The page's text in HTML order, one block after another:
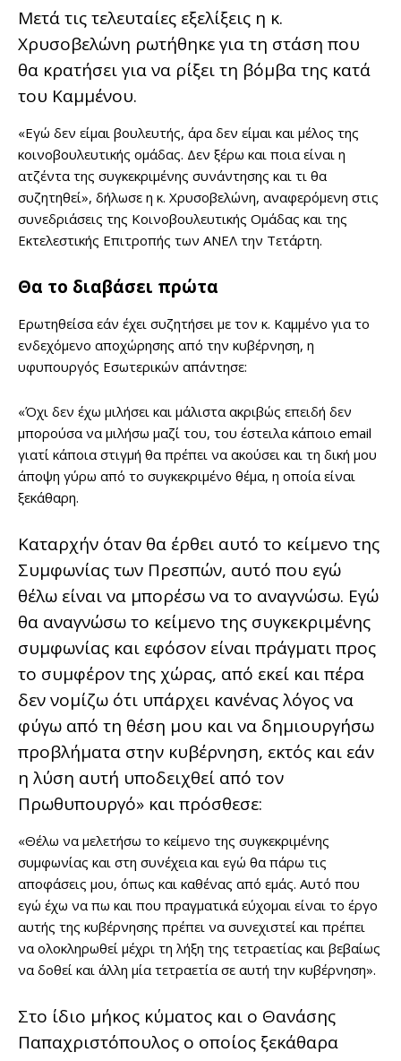
Μετά τις τελευταίες εξελίξεις η κ.
Χρυσοβελώνη ρωτήθηκε για τη στάση που
θα κρατήσει για να ρίξει τη βόμβα της κατά
του Καμμένου.
«Εγώ δεν είμαι βουλευτής, άρα δεν είμαι και μέλος της
κοινοβουλευτικής ομάδας. Δεν ξέρω και ποια είναι η
ατζέντα της συγκεκριμένης συνάντησης και τι θα
συζητηθεί», δήλωσε η κ. Χρυσοβελώνη, αναφερόμενη στις
συνεδριάσεις της Κοινοβουλευτικής Ομάδας και της
Εκτελεστικής Επιτροπής των ΑΝΕΛ την Τετάρτη.
Θα το διαβάσει πρώτα
Ερωτηθείσα εάν έχει συζητήσει με τον κ. Καμμένο για το
ενδεχόμενο αποχώρησης από την κυβέρνηση, η
υφυπουργός Εσωτερικών απάντησε:
«Όχι δεν έχω μιλήσει και μάλιστα ακριβώς επειδή δεν
μπορούσα να μιλήσω μαζί του, του έστειλα κάποιο email
γιατί κάποια στιγμή θα πρέπει να ακούσει και τη δική μου
άποψη γύρω από το συγκεκριμένο θέμα, η οποία είναι
ξεκάθαρη.
Καταρχήν όταν θα έρθει αυτό το κείμενο της
Συμφωνίας των Πρεσπών, αυτό που εγώ
θέλω είναι να μπορέσω να το αναγνώσω. Εγώ
θα αναγνώσω το κείμενο της συγκεκριμένης
συμφωνίας και εφόσον είναι πράγματι προς
το συμφέρον της χώρας, από εκεί και πέρα
δεν νομίζω ότι υπάρχει κανένας λόγος να
φύγω από τη θέση μου και να δημιουργήσω
προβλήματα στην κυβέρνηση, εκτός και εάν
η λύση αυτή υποδειχθεί από τον
Πρωθυπουργό» και πρόσθεσε:
«Θέλω να μελετήσω το κείμενο της συγκεκριμένης
συμφωνίας και στη συνέχεια και εγώ θα πάρω τις
αποφάσεις μου, όπως και καθένας από εμάς. Αυτό που
εγώ έχω να πω και που πραγματικά εύχομαι είναι το έργο
αυτής της κυβέρνησης πρέπει να συνεχιστεί και πρέπει
να ολοκληρωθεί μέχρι τη λήξη της τετραετίας και βεβαίως
να δοθεί και άλλη μία τετραετία σε αυτή την κυβέρνηση».
Στο ίδιο μήκος κύματος και ο Θανάσης
Παπαχριστόπουλος ο οποίος ξεκάθαρα